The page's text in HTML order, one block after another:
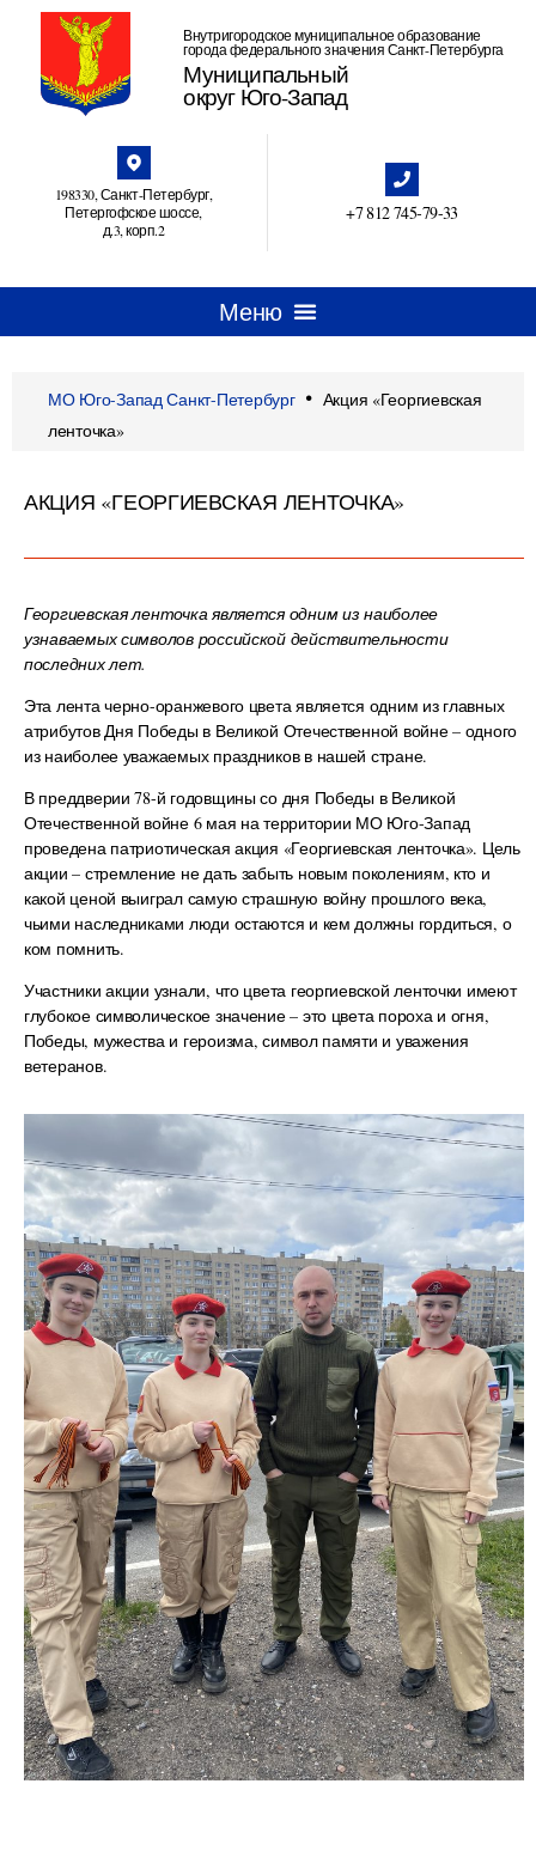
Внутригородское муниципальное образование
города федерального значения Санкт-Петербурга
Муниципальный
округ Юго-Запад
198330, Санкт-Петербург,
Петергофское шоссе,
д.3, корп.2
+7 812 745‑79-33
МО Юго-Запад Санкт-Петербург• Акция «Георгиевская
ленточка»
АКЦИЯ «ГЕОРГИЕВСКАЯ ЛЕНТОЧКА»
Георгиевская ленточка является одним из наиболее
узнаваемых символов российской действительности
последних лет.
Эта лента черно-оранжевого цвета является одним из главных
атрибутов Дня Победы в Великой Отечественной войне – одного
из наиболее уважаемых праздников в нашей стране.
В преддверии 78-й годовщины со дня Победы в Великой
Отечественной войне 6 мая на территории МО Юго-Запад
проведена патриотическая акция «Георгиевская ленточка». Цель
акции – стремление не дать забыть новым поколениям, кто и
какой ценой выиграл самую страшную войну прошлого века,
чьими наследниками люди остаются и кем должны гордиться, о
ком помнить.
Участники акции узнали, что цвета георгиевской ленточки имеют
глубокое символическое значение – это цвета пороха и огня,
Победы, мужества и героизма, символ памяти и уважения
ветеранов.